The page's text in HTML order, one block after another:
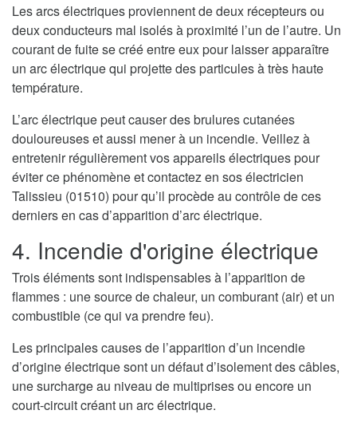
Les arcs électriques proviennent de deux récepteurs ou
deux conducteurs mal isolés à proximité l’un de l’autre. Un
courant de fuite se créé entre eux pour laisser apparaître
un arc électrique qui projette des particules à très haute
température.
L’arc électrique peut causer des brulures cutanées
douloureuses et aussi mener à un incendie. Veillez à
entretenir régulièrement vos appareils électriques pour
éviter ce phénomène et contactez en sos électricien
Talissieu (01510) pour qu’il procède au contrôle de ces
derniers en cas d’apparition d’arc électrique.
4. Incendie d'origine électrique
Trois éléments sont indispensables à l’apparition de
flammes : une source de chaleur, un comburant (air) et un
combustible (ce qui va prendre feu).
Les principales causes de l’apparition d’un incendie
d’origine électrique sont un défaut d’isolement des câbles,
une surcharge au niveau de multiprises ou encore un
court-circuit créant un arc électrique.